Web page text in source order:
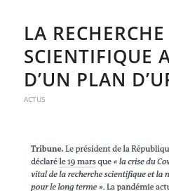
LA RECHERCHE
SCIENTIFIQUE
D’UN PLAN
ACTUS